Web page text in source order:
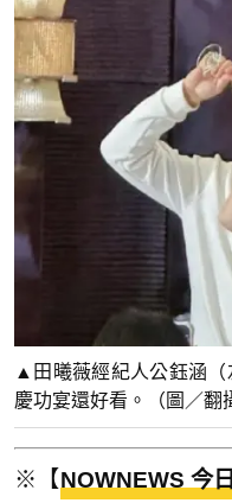
▲田曦薇經紀人公鈺涵
慶功宴還好看。（圖／翻
※【NOWNEWS 今